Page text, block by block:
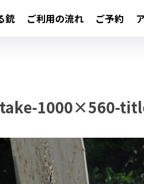
銃 ご利用の流れ ご予約
1000×560-